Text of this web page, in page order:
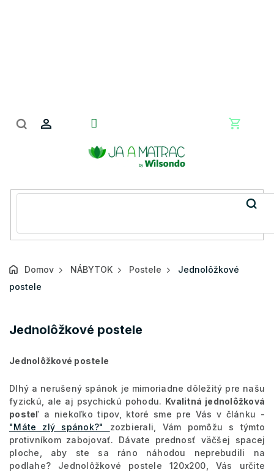
Domov NÁBYTOK Postele
Jednolôžkové
postele
Jednolôžkové postele
Jednolôžkové postele
Dlhý a nerušený spánok je mimoriadne dôležitý pre našu
fyzickú, ale aj psychickú pohodu. Kvalitná jednolôžková
posteľ a niekoľko tipov, ktoré sme pre Vás v článku -
"Máte zlý spánok?" zozbierali, Vám pomôžu s týmto
protivníkom zabojovať. Dávate prednosť väčšej spacej
ploche, aby ste sa ráno náhodou neprebudili na
podlahe? Jednolôžkové postele 120x200, Vás určite